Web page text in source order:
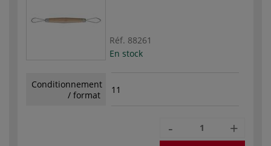
Réf. 88261
En stock
Conditionnement
/ format
11
- +